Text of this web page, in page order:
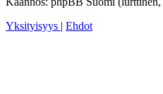
Yksityisyys | Ehdot